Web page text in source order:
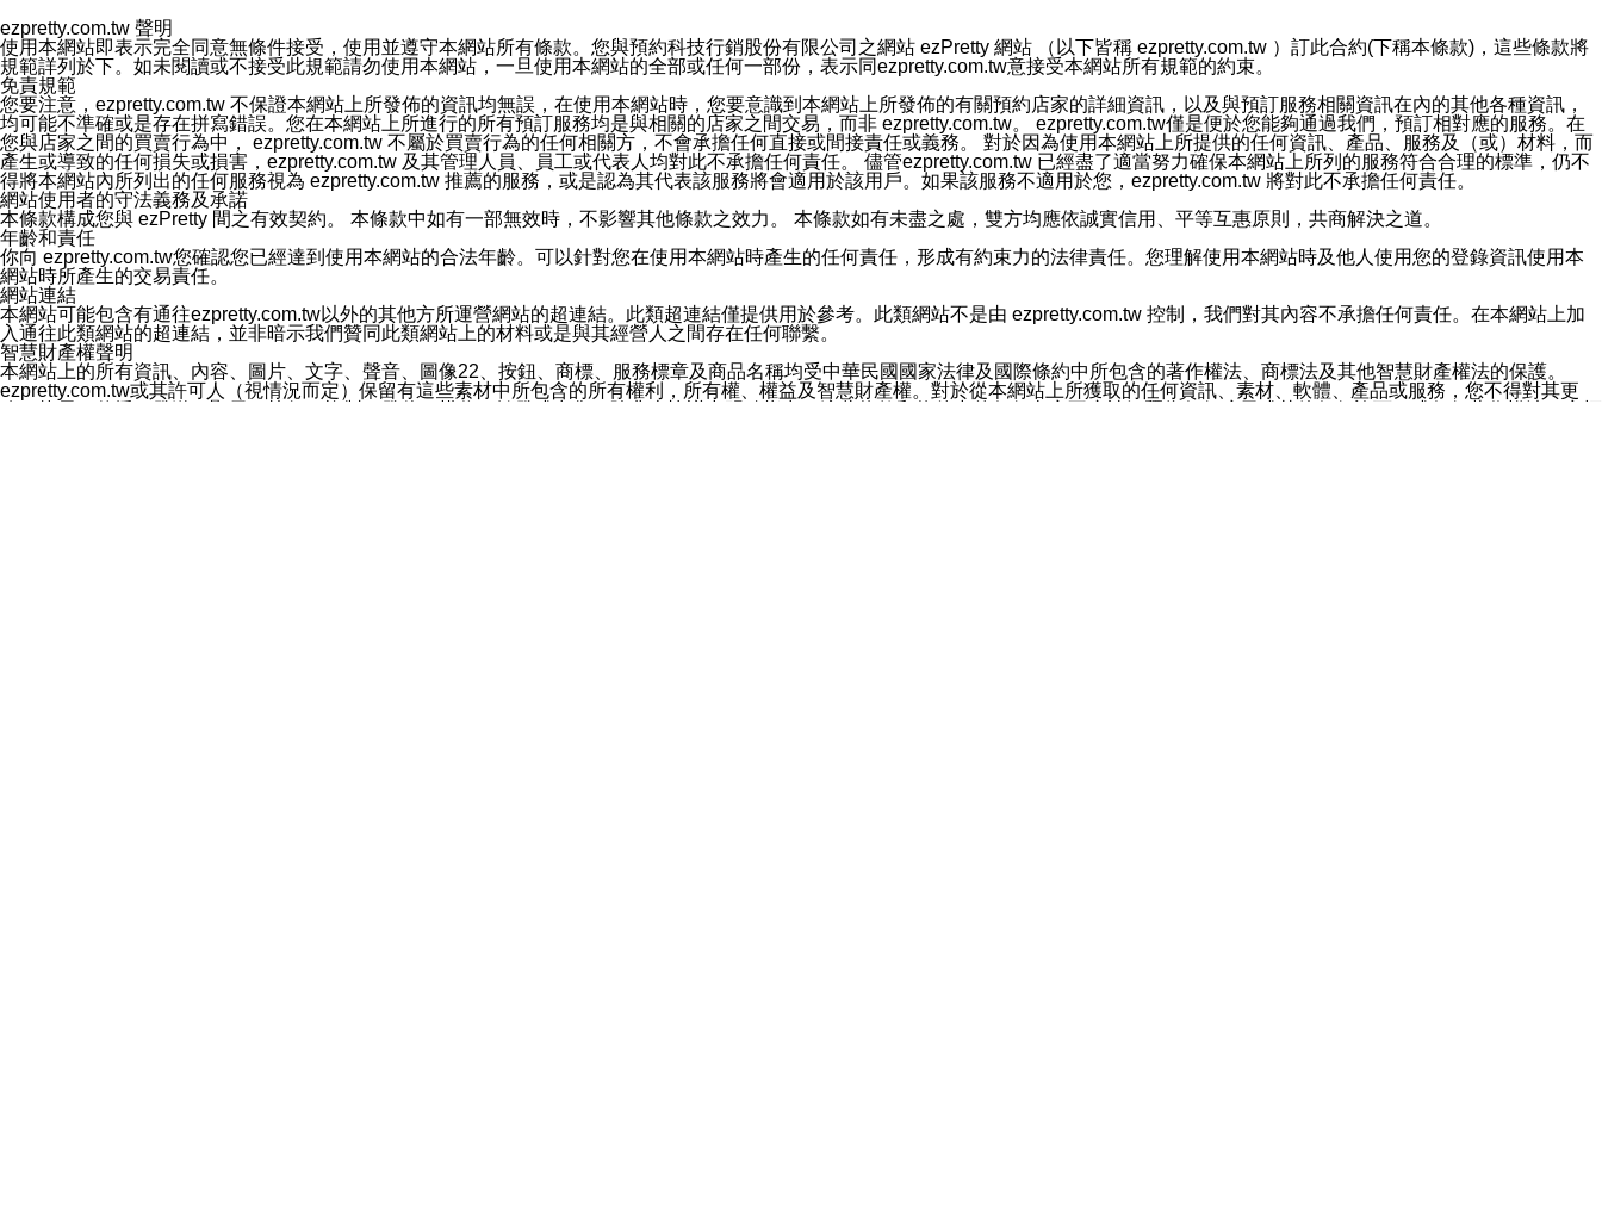
您同意本公司網站，透過您所提供的郵件地址與您取得聯絡並傳送或宣傳本網站各項服務之資料或電子郵件供您參考。您能依照該資料或電子郵件所指示之方法、說明或功能連結，隨時
停止接收這些資料或電子郵件。
十五、訊息通知
本公司/本服務將以通知型訊息傳送重要訊息給您。即使未加入本公司/本服務好友，您仍可接收到通知型訊息。
本公司/本服務傳送之通知型訊息以對您有效且重要的訊息為限，以廣告或其他目的的訊息皆不會被傳送。滿足以下三個條件者，將可收到通知型訊息。
1.LINE 帳號設定的電話號碼與本公司/本服務所傳來的電話號碼比對相符。
2.該 LINE 帳號已在 LINE APP 設定中，同意接收通知型訊息。
3.LINE 帳號未封鎖傳送訊息之 LINE 官方帳號。
欲變更通知型訊息的設定，操作如下：
1.點選「主頁」＞「設定」
2.點選「隱私設定」
3.點選「提供使用資料」
4.點選「LINE通知型訊息」
5.開關「接收LINE通知型訊息」
❗️關閉「接收通知型訊息」後，將不會接收到來自任何企業官方帳號或認證官方帳號的通知型訊息。
ezpretty.com.tw 聲明
使用本網站即表示完全同意無條件接受，使用並遵守本網站所有條款。您與預約科技行銷股份有限公司之網站 ezPretty 網站 （以下皆稱 ezpretty.com.tw ）訂此合約(下稱本條款)，這些條款將
規範詳列於下。如未閱讀或不接受此規範請勿使用本網站，一旦使用本網站的全部或任何一部份，表示同ezpretty.com.tw意接受本網站所有規範的約束。
免責規範
您要注意，ezpretty.com.tw 不保證本網站上所發佈的資訊均無誤，在使用本網站時，您要意識到本網站上所發佈的有關預約店家的詳細資訊，以及與預訂服務相關資訊在內的其他各種資訊，
均可能不準確或是存在拼寫錯誤。您在本網站上所進行的所有預訂服務均是與相關的店家之間交易，而非 ezpretty.com.tw。 ezpretty.com.tw僅是便於您能夠通過我們，預訂相對應的服務。在
您與店家之間的買賣行為中， ezpretty.com.tw 不屬於買賣行為的任何相關方，不會承擔任何直接或間接責任或義務。 對於因為使用本網站上所提供的任何資訊、產品、服務及（或）材料，而
產生或導致的任何損失或損害，ezpretty.com.tw 及其管理人員、員工或代表人均對此不承擔任何責任。 儘管ezpretty.com.tw 已經盡了適當努力確保本網站上所列的服務符合合理的標準，仍不
得將本網站內所列出的任何服務視為 ezpretty.com.tw 推薦的服務，或是認為其代表該服務將會適用於該用戶。如果該服務不適用於您，ezpretty.com.tw 將對此不承擔任何責任。
網站使用者的守法義務及承諾
本條款構成您與 ezPretty 間之有效契約。 本條款中如有一部無效時，不影響其他條款之效力。 本條款如有未盡之處，雙方均應依誠實信用、平等互惠原則，共商解決之道。
年齡和責任
你向 ezpretty.com.tw您確認您已經達到使用本網站的合法年齡。可以針對您在使用本網站時產生的任何責任，形成有約束力的法律責任。您理解使用本網站時及他人使用您的登錄資訊使用本
網站時所產生的交易責任。
網站連結
本網站可能包含有通往ezpretty.com.tw以外的其他方所運營網站的超連結。此類超連結僅提供用於參考。此類網站不是由 ezpretty.com.tw 控制，我們對其內容不承擔任何責任。在本網站上加
入通往此類網站的超連結，並非暗示我們贊同此類網站上的材料或是與其經營人之間存在任何聯繫。
智慧財產權聲明
本網站上的所有資訊、內容、圖片、文字、聲音、圖像22、按鈕、商標、服務標章及商品名稱均受中華民國國家法律及國際條約中所包含的著作權法、商標法及其他智慧財產權法的保護。
ezpretty.com.tw或其許可人（視情況而定）保留有這些素材中所包含的所有權利，所有權、權益及智慧財產權。對於從本網站上所獲取的任何資訊、素材、軟體、產品或服務，您不得對其更